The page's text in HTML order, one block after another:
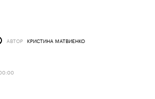
АВТОР КРИСТИНА МАТВИЕНКО